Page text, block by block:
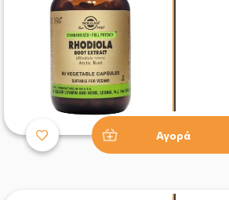
Αγορά